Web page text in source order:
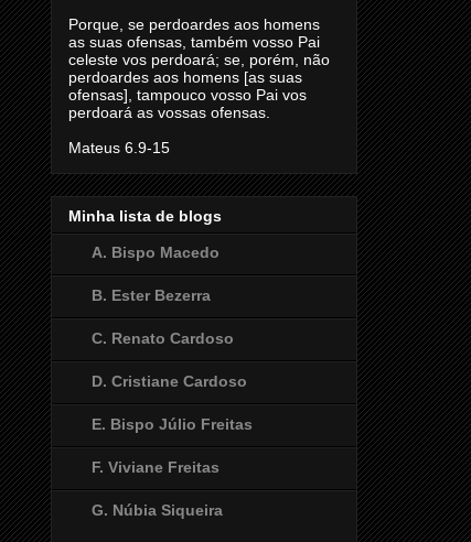
Porque, se perdoardes aos homens
as suas ofensas, também vosso Pai
celeste vos perdoará; se, porém, não
perdoardes aos homens [as suas
ofensas], tampouco vosso Pai vos
perdoará as vossas ofensas.
Mateus 6.9-15
Minha lista de blogs
A. Bispo Macedo
B. Ester Bezerra
C. Renato Cardoso
D. Cristiane Cardoso
E. Bispo Júlio Freitas
F. Viviane Freitas
G. Núbia Siqueira